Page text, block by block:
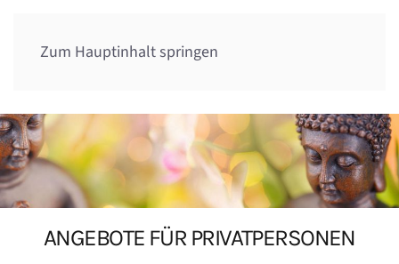
Zum Hauptinhalt springen
ANGEBOTE FÜR PRIVAT­PERSONEN